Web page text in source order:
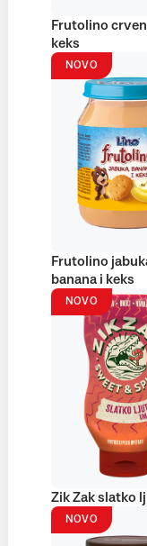
Frutolino
keks
NOVO
Frutolino
banana i keks
NOVO
Zik Zak slatko
NOVO